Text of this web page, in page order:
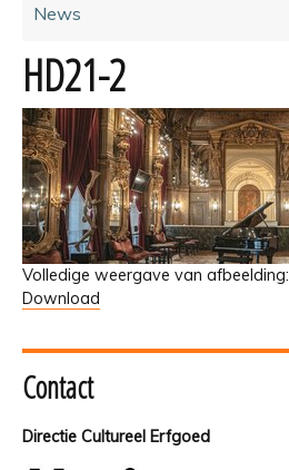
News
HD21-2
Volledige weergave van afbeelding:
Download
Contact
Directie Cultureel Erfgoed